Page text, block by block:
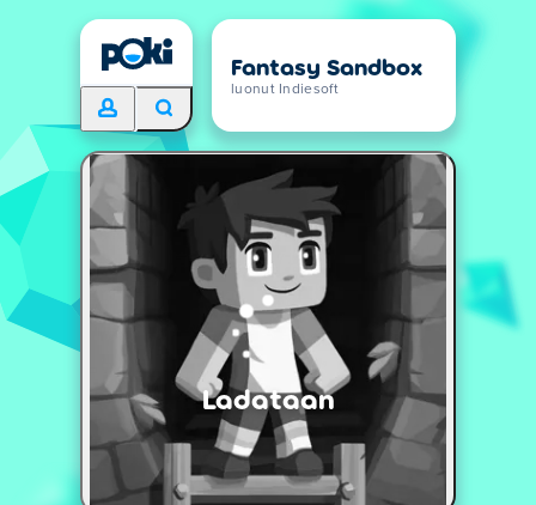
Fantasy Sandbox
luonut Indiesoft
Ladataan